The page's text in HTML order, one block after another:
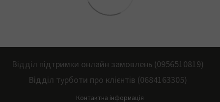
Відділ підтримки онлайн замовлень (0956510819)
Відділ турботи про клієнтів (0684163305)
Контактна інформація